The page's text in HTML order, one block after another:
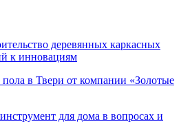
деревянных каркасных
к инновациям
пола в Твери от компании «Золотые
для дома в вопросах и